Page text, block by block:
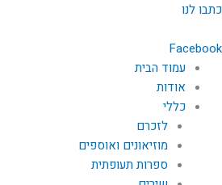
דילוג
כתבו לנו
Facebook
עמוד הבית
אודות
כללי
לזכרם
מוזיאונים ואוספים
ספרות תעופתית